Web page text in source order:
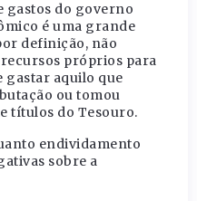
gastos do governo
é uma grande
definição, não
próprios para
gastar aquilo que
ou tomou
títulos do Tesouro.
endividamento
sobre a